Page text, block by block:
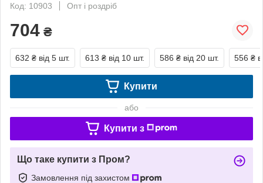
Код: 10903
Опт і роздріб
704 ₴
632 ₴ від 5 шт. 613 ₴ від 10 шт. 586 ₴ від 20 шт. 556 ₴
Купити
або
Купити з
Що таке купити з Пром?
Замовлення під захистом